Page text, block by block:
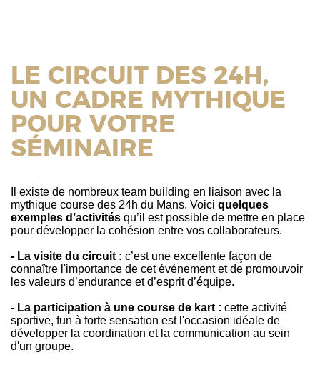
LE CIRCUIT DES 24H,
UN CADRE MYTHIQUE
POUR VOTRE
SÉMINAIRE
Il existe de nombreux team building en liaison avec la
mythique course des 24h du Mans. Voici quelques
exemples d’activités qu’il est possible de mettre en place
pour développer la cohésion entre vos collaborateurs.
- La visite du circuit : c’est une excellente façon de
connaître l'importance de cet événement et de promouvoir
les valeurs d’endurance et d’esprit d’équipe.
- La participation à une course de kart : cette activité
sportive, fun à forte sensation est l'occasion idéale de
développer la coordination et la communication au sein
d'un groupe.